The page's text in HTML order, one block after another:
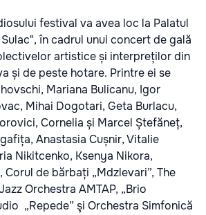
festival va avea loc la Palatul
în cadrul unui concert de gală
artistice și interpreților din
și de peste hotare. Printre ei se
Mariana Bulicanu, Igor
Mihai Dogotari, Geta Burlacu,
Cornelia și Marcel Ștefăneț,
Anastasia Cușnir, Vitalie
Nikitcenko, Ksenya Nikora,
Corul de bărbați „Mdzlevari”, The
Orchestra AMTAP, „Brio
„Repede” şi Orchestra Simfonică